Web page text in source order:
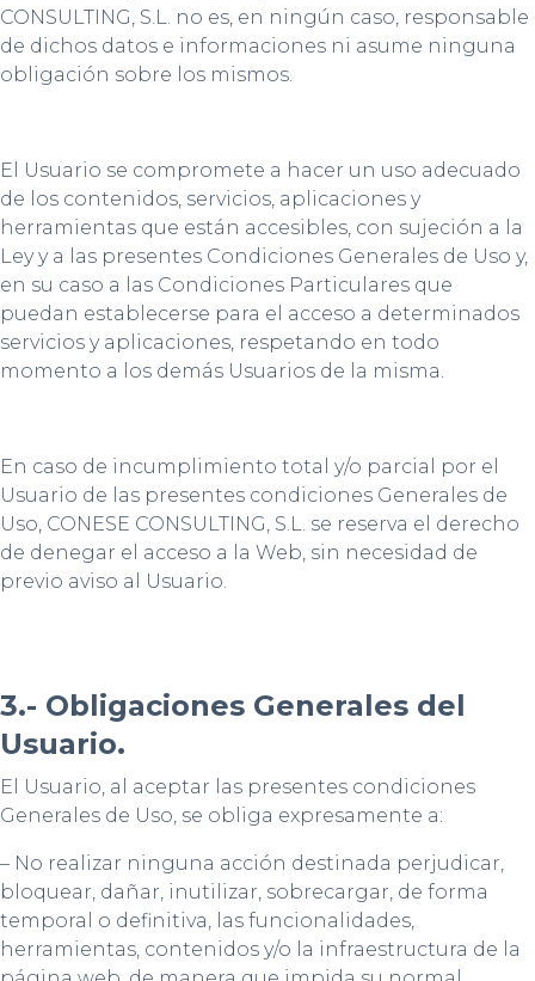
CONSULTING, S.L. no es, en ningún caso, responsable
de dichos datos e informaciones ni asume ninguna
obligación sobre los mismos.
El Usuario se compromete a hacer un uso adecuado
de los contenidos, servicios, aplicaciones y
herramientas que están accesibles, con sujeción a la
Ley y a las presentes Condiciones Generales de Uso y,
en su caso a las Condiciones Particulares que
puedan establecerse para el acceso a determinados
servicios y aplicaciones, respetando en todo
momento a los demás Usuarios de la misma.
En caso de incumplimiento total y/o parcial por el
Usuario de las presentes condiciones Generales de
Uso, CONESE CONSULTING, S.L. se reserva el derecho
de denegar el acceso a la Web, sin necesidad de
previo aviso al Usuario.
3.- Obligaciones Generales del
Usuario.
El Usuario, al aceptar las presentes condiciones
Generales de Uso, se obliga expresamente a:
– No realizar ninguna acción destinada perjudicar,
bloquear, dañar, inutilizar, sobrecargar, de forma
temporal o definitiva, las funcionalidades,
herramientas, contenidos y/o la infraestructura de la